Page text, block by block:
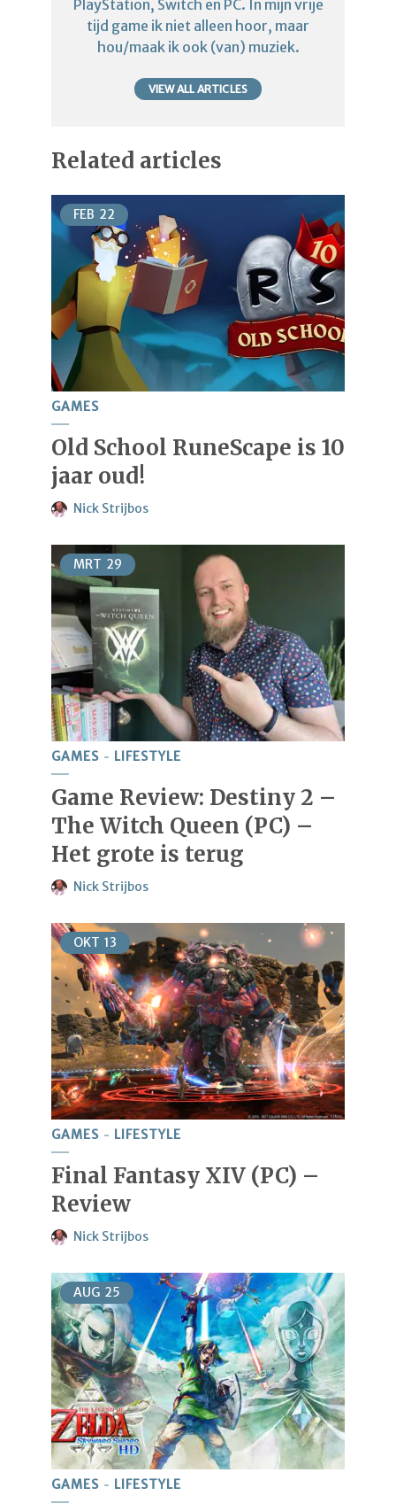
PlayStation, Switch en PC. In mijn vrije
tijd game ik niet alleen hoor, maar
hou/maak ik ook (van) muziek.
VIEW ALL ARTICLES
Related articles
FEB 22
GAMES
Old School RuneScape is 10
jaar oud!
Nick Strijbos
MRT 29
GAMES LIFESTYLE
Game Review: Destiny 2 –
The Witch Queen (PC) –
Het grote is terug
Nick Strijbos
OKT 13
GAMES LIFESTYLE
Final Fantasy XIV (PC) –
Review
Nick Strijbos
AUG 25
GAMES LIFESTYLE